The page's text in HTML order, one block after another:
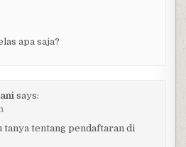
apa saja?
says:
tanya tentang pendaftaran di